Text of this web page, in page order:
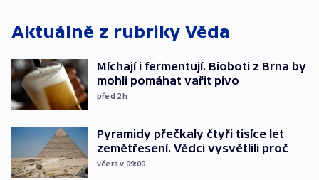
Aktuálně z rubriky Věda
Míchají i fermentují. Bioboti z Brna by
mohli pomáhat vařit pivo
před 2h
Pyramidy přečkaly čtyři tisíce let
zemětřesení. Vědci vysvětlili proč
včera v 09:00